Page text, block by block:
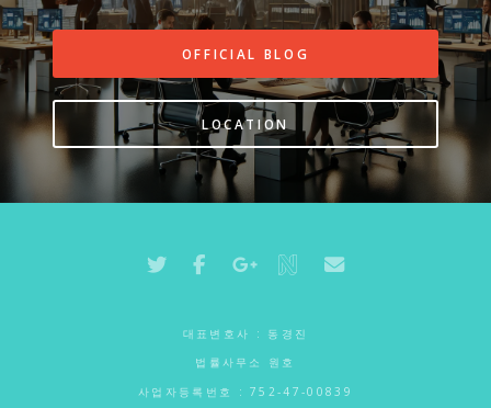
OFFICIAL BLOG
LOCATION
대표변호사 : 동경진
법률사무소 원호
사업자등록번호 : 752-47-00839